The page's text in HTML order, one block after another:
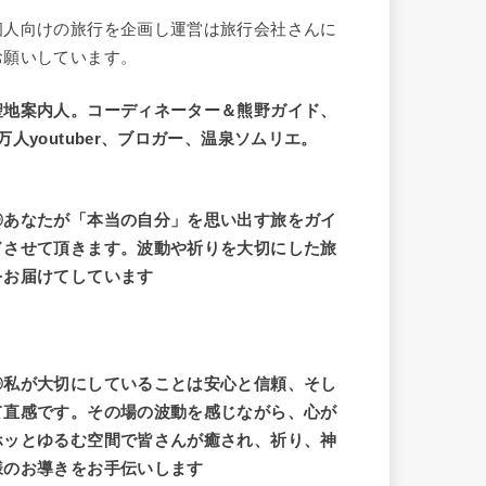
人向けの旅行を企画し運営は旅行会社さんに
いしています。
地案内人。コーディネーター＆熊野ガイド、
人youtuber、ブロガー、温泉ソムリエ。
なたが「本当の自分」を思い出す旅をガイ
させて頂きます。波動や祈りを大切にした旅
お届けてしています
が大切にしていることは安心と信頼、そし
直感です。その場の波動を感じながら、心が
ッとゆるむ空間で皆さんが癒され、祈り、神
のお導きをお手伝いします